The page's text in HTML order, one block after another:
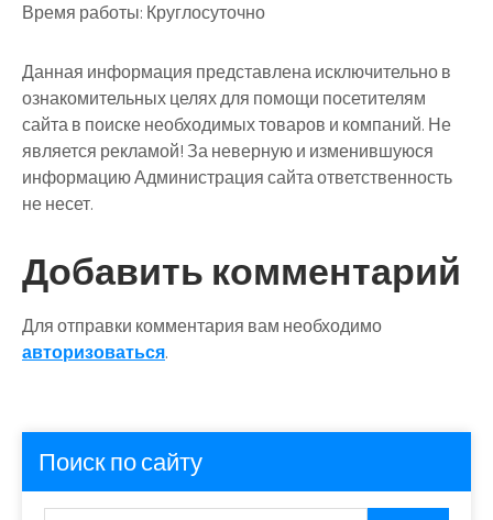
Время работы: Круглосуточно
Данная информация представлена исключительно в
ознакомительных целях для помощи посетителям
сайта в поиске необходимых товаров и компаний. Не
является рекламой! За неверную и изменившуюся
информацию Администрация сайта ответственность
не несет.
Добавить комментарий
Для отправки комментария вам необходимо
авторизоваться.
Поиск по сайту